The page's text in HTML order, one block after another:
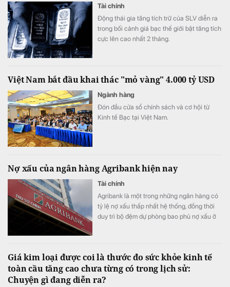
Tài chính
Động thái gia tăng tích trữ của SLV diễn ra
trong bối cảnh giá bạc thế giới bật tăng tích
cực lên cao nhất 2 tháng.
Việt Nam bắt đầu khai thác "mỏ vàng" 4.000 tỷ USD
Ngành hàng
Đón đầu cửa sổ chính sách và cơ hội từ
Kinh tế Bạc tại Việt Nam.
Nợ xấu của ngân hàng Agribank hiện nay
Tài chính
Agribank là một trong những ngân hàng có
tỷ lệ nợ xấu thấp nhất hệ thống, đồng thời
duy trì bộ đệm dự phòng bao phủ nợ xấu ở
Giá kim loại được coi là thước đo sức khỏe kinh tế
toàn cầu tăng cao chưa từng có trong lịch sử:
Chuyện gì đang diễn ra?